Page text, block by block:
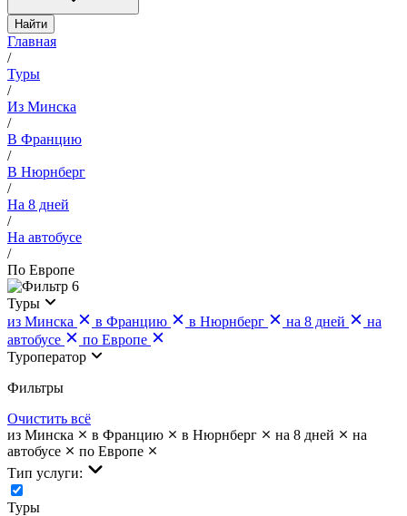
Найти
Главная
/
Туры
/
Из Минска
/
В Францию
/
В Нюрнберг
/
На 8 дней
/
На автобусе
/
По Европе
6
Туры
из Минска
в Францию в Нюрнберг на 8 дней
на
автобусе
по Европе
Туроператор
Фильтры
Очистить всё
из Минска
в Францию в Нюрнберг на 8 дней
на
автобусе
по Европе
Тип услуги:
Туры